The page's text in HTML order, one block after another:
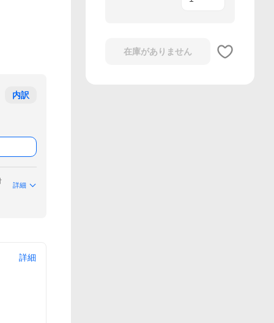
内訳
詳細
詳細
在庫がありません